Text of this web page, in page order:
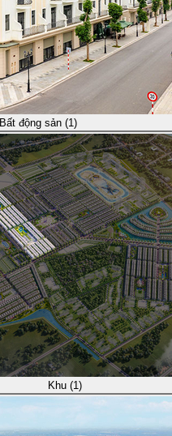
Bất động sản (1)
Khu (1)